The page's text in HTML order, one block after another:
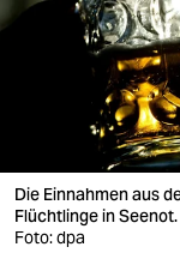
nord
wahrheit
verlag
veranstaltungen
Die Einnahmen aus
Flüchtlinge in
Foto: dpa